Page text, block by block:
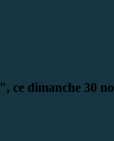
", ce dimanche 30